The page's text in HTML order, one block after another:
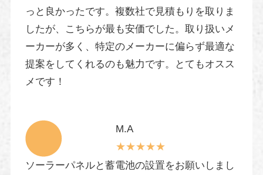
っと良かったです。複数社で見積もりを取りま
したが、こちらが最も安価でした。取り扱いメ
ーカーが多く、特定のメーカーに偏らず最適な
提案をしてくれるのも魅力です。とてもオスス
メです！
M.A
★★★★★
ソーラーパネルと蓄電池の設置をお願いしまし